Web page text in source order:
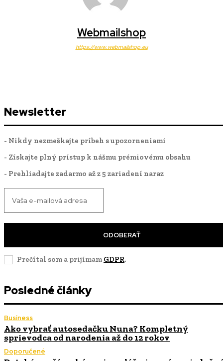
Webmailshop
https://www.webmailshop.eu
Newsletter
- Nikdy nezmeškajte príbeh s upozorneniami
- Získajte plný prístup k nášmu prémiovému obsahu
- Prehliadajte zadarmo až z 5 zariadení naraz
ODOBERAŤ
Prečítal som a prijímam GDPR.
Posledné články
Business
Ako vybrať autosedačku Nuna? Kompletný
sprievodca od narodenia až do 12 rokov
Doporučené